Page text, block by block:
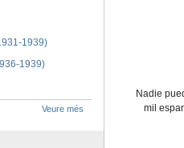
Nadie
mil
1939)
1939)
Veure més